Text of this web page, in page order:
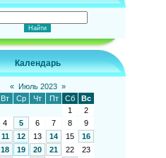
Календарь
« Июль 2023 »
Вт Ср Чт Пт Сб
Вс
1
2
4 5 6 7 8
9
11 12 13 14 15
16
18 19 20 21 22
23